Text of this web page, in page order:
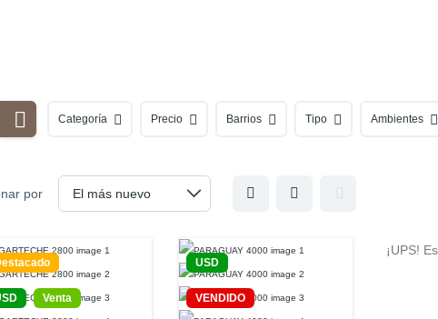
Categoría Precio Barrios Tipo Ambientes
por
Venta
USD
VENDIDO
¡UPS!